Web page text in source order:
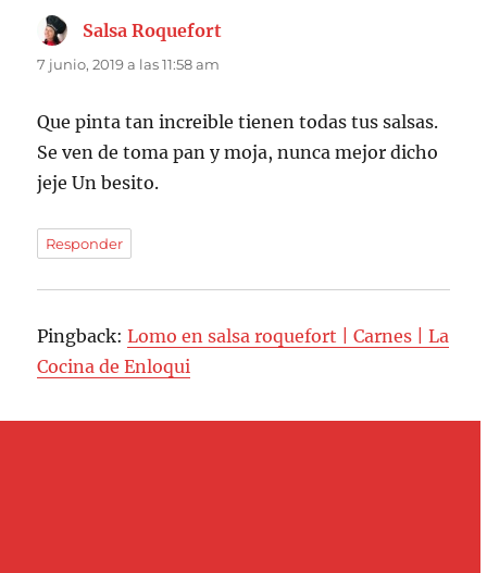
Salsa Roquefort
7 junio, 2019 a las 11:58 am
Que pinta tan increible tienen todas tus salsas.
Se ven de toma pan y moja, nunca mejor dicho
jeje Un besito.
Responder
Pingback:Lomo en salsa roquefort | Carnes | La
Cocina de Enloqui